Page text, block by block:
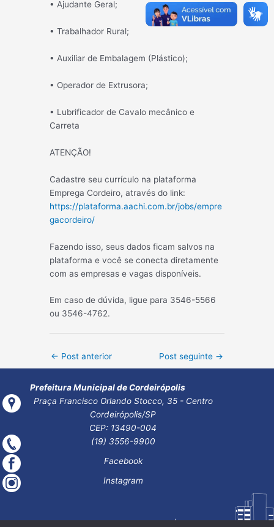
• Ajudante Geral;
• Trabalhador Rural;
• Auxiliar de Embalagem (Plástico);
• Operador de Extrusora;
• Lubrificador de Cavalo mecânico e
Carreta
ATENÇÃO!
Cadastre seu currículo na plataforma
Emprega Cordeiro, através do link:
https://plataforma.aachi.com.br/jobs/empre
gacordeiro/
Fazendo isso, seus dados ficam salvos na
plataforma e você se conecta diretamente
com as empresas e vagas disponíveis.
Em caso de dúvida, ligue para 3546-5566
ou 3546-4762.
Post
← Post anterior Post seguinte →
Prefeitura Municipal de Cordeirópolis
Praça Francisco Orlando Stocco, 35 - Centro
Cordeirópolis/SP
CEP: 13490-004
(19) 3556-9900
Facebook
Instagram